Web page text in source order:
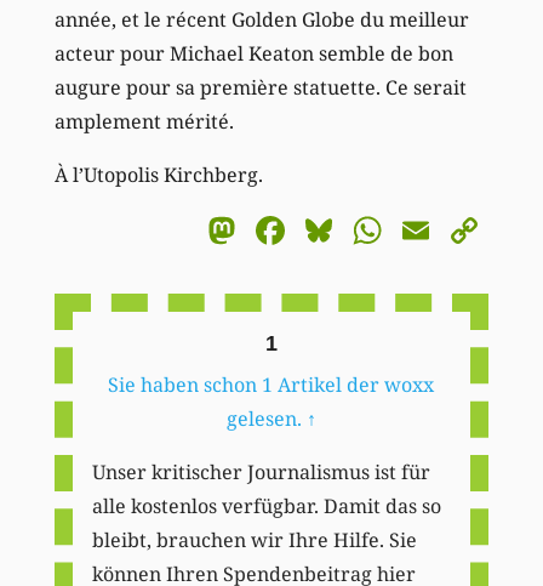
année, et le récent Golden Globe du meilleur
acteur pour Michael Keaton semble de bon
augure pour sa première statuette. Ce serait
amplement mérité.
À l’Utopolis Kirchberg.
Mastodon
Facebook
BlueskyEmail
1
Sie haben schon 1 Artikel der woxx
gelesen. ↑
Unser kritischer Journalismus ist für
alle kostenlos verfügbar. Damit das so
bleibt, brauchen wir Ihre Hilfe. Sie
können Ihren Spendenbeitrag hier